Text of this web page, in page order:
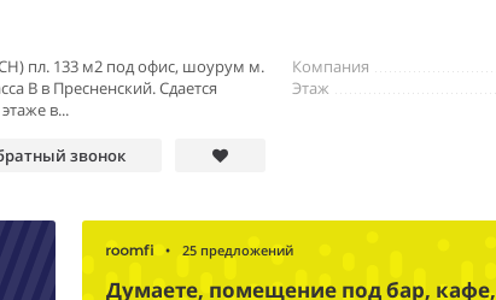
пл. 133 м2 под офис, шоурум м.
В в Пресненский. Сдается
в...
Компания
Этаж
звонок
• 25 предложений
Думаете, помещение под бар, кафе,